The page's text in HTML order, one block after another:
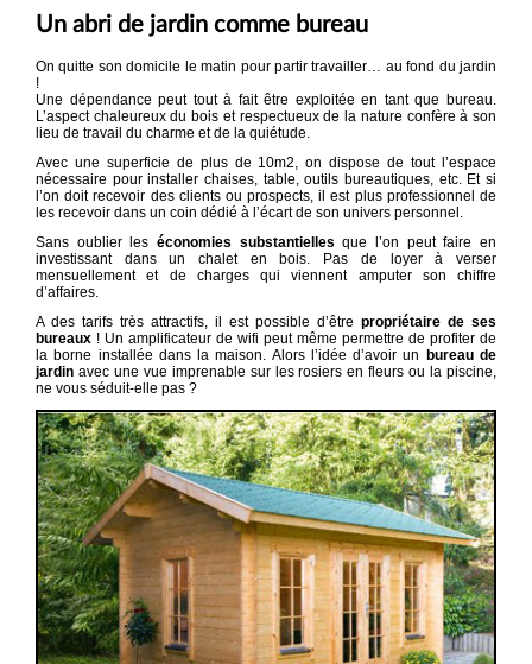
Un abri de jardin comme bureau
On quitte son domicile le matin pour partir travailler… au fond du jardin
!
Une dépendance peut tout à fait être exploitée en tant que bureau.
L’aspect chaleureux du bois et respectueux de la nature confère à son
lieu de travail du charme et de la quiétude.
Avec une superficie de plus de 10m2, on dispose de tout l’espace
nécessaire pour installer chaises, table, outils bureautiques, etc. Et si
l’on doit recevoir des clients ou prospects, il est plus professionnel de
les recevoir dans un coin dédié à l’écart de son univers personnel.
Sans oublier les économies substantielles que l’on peut faire en
investissant dans un chalet en bois. Pas de loyer à verser
mensuellement et de charges qui viennent amputer son chiffre
d’affaires.
A des tarifs très attractifs, il est possible d’être propriétaire de ses
bureaux ! Un amplificateur de wifi peut même permettre de profiter de
la borne installée dans la maison. Alors l’idée d’avoir un bureau de
jardin avec une vue imprenable sur les rosiers en fleurs ou la piscine,
ne vous séduit-elle pas ?